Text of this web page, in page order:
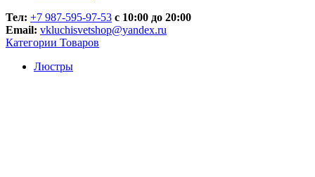
Тел: +7 987-595-97-53 с 10:00 до 20:00
Email: vkluchisvetshop@yandex.ru
Категории Товаров
Люстры